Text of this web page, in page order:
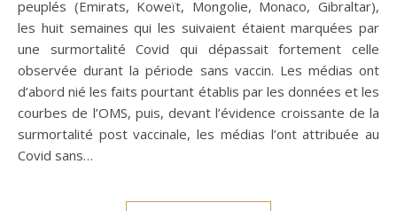
peuplés (Emirats, Koweït, Mongolie, Monaco, Gibraltar),
les huit semaines qui les suivaient étaient marquées par
une surmortalité Covid qui dépassait fortement celle
observée durant la période sans vaccin. Les médias ont
d’abord nié les faits pourtant établis par les données et les
courbes de l’OMS, puis, devant l’évidence croissante de la
surmortalité post vaccinale, les médias l’ont attribuée au
Covid sans…